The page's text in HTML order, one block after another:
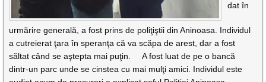
dat în
urmărire generală, a fost prins de poliţiştii din Aninoasa. Individul
a cutreierat ţara în speranţa că va scăpa de arest, dar a fost
săltat când se aştepta mai puţin. A fost luat de pe o bancă
dintr-un parc unde se cinstea cu mai mulţi amici. Individul este